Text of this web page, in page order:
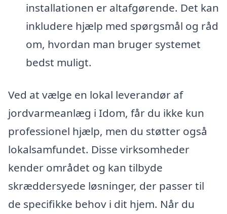
installationen er altafgørende. Det kan
inkludere hjælp med spørgsmål og råd
om, hvordan man bruger systemet
bedst muligt.
Ved at vælge en lokal leverandør af
jordvarmeanlæg i Idom, får du ikke kun
professionel hjælp, men du støtter også
lokalsamfundet. Disse virksomheder
kender området og kan tilbyde
skræddersyede løsninger, der passer til
de specifikke behov i dit hjem. Når du